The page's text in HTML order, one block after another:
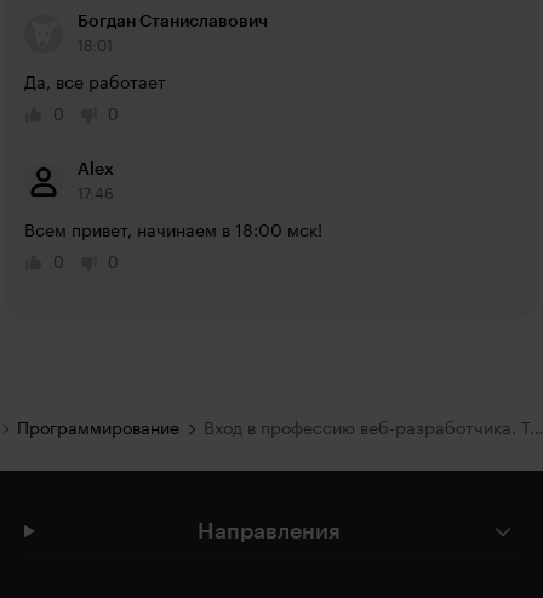
Богдан Станиславович
18:01
Да, все работает
0
0
Alex
17:46
Всем привет, начинаем в 18:00 мск!
0
0
Программирование Вход в профессию веб-разработчика. Технологии HTML/CSS
Направления